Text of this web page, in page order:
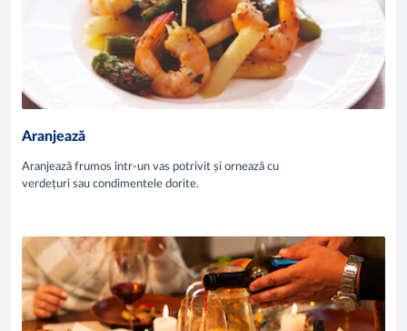
Aranjează
Aranjează frumos într-un vas potrivit și ornează cu
verdețuri sau condimentele dorite.